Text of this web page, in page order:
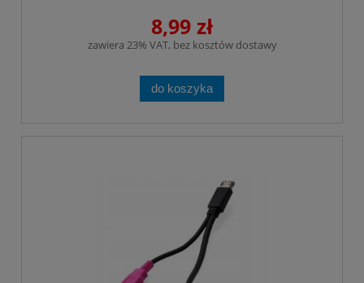
8,99 zł
zawiera 23% VAT, bez kosztów dostawy
do koszyka